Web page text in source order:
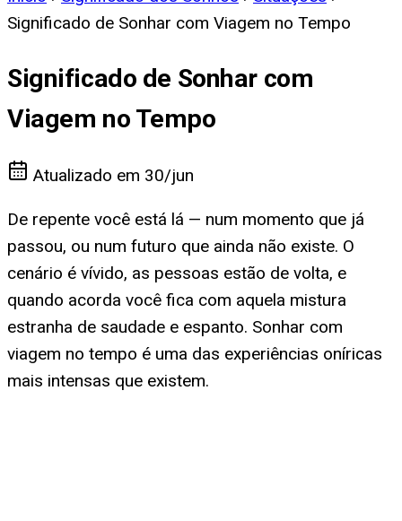
Significado de Sonhar com Viagem no Tempo
Significado de Sonhar com
Viagem no Tempo
Atualizado em 30/jun
De repente você está lá — num momento que já
passou, ou num futuro que ainda não existe. O
cenário é vívido, as pessoas estão de volta, e
quando acorda você fica com aquela mistura
estranha de saudade e espanto. Sonhar com
viagem no tempo é uma das experiências oníricas
mais intensas que existem.